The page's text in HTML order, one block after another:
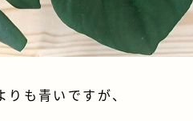
も青いですが、